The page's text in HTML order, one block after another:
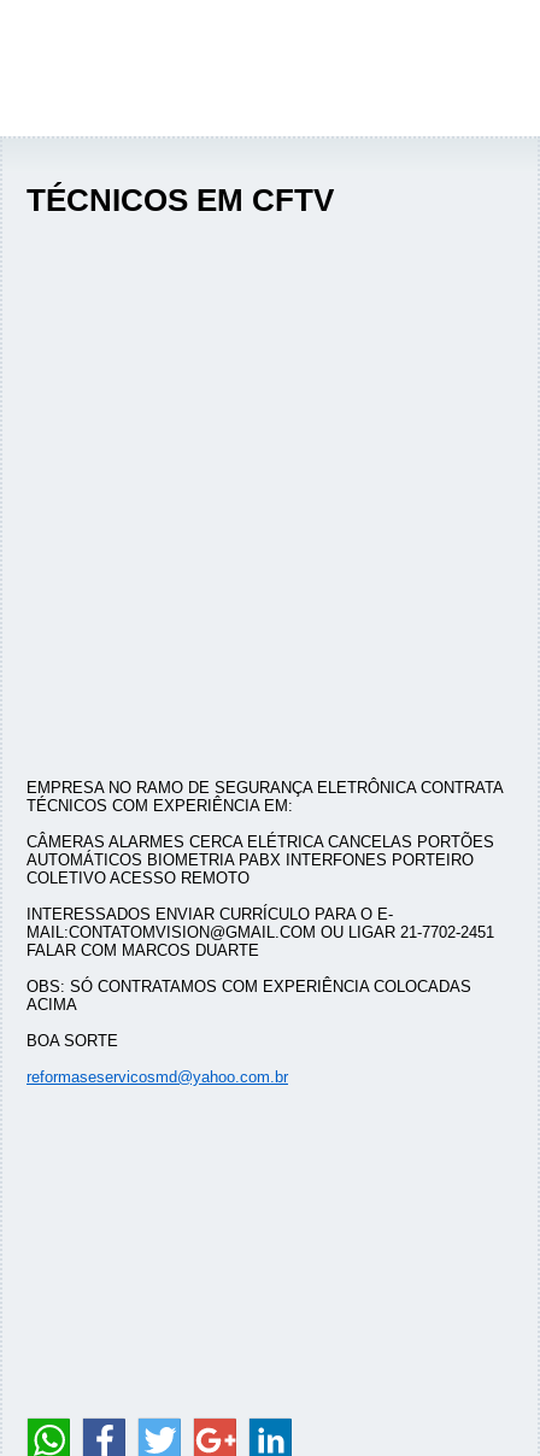
TÉCNICOS EM CFTV
EMPRESA NO RAMO DE SEGURANÇA ELETRÔNICA CONTRATA
TÉCNICOS COM EXPERIÊNCIA EM:
CÂMERAS ALARMES CERCA ELÉTRICA CANCELAS PORTÕES
AUTOMÁTICOS BIOMETRIA PABX INTERFONES PORTEIRO
COLETIVO ACESSO REMOTO
INTERESSADOS ENVIAR CURRÍCULO PARA O E-
MAIL:CONTATOMVISION@GMAIL.COM OU LIGAR 21-7702-2451
FALAR COM MARCOS DUARTE
OBS: SÓ CONTRATAMOS COM EXPERIÊNCIA COLOCADAS
ACIMA
BOA SORTE
reformaseservicosmd@yahoo.com.br